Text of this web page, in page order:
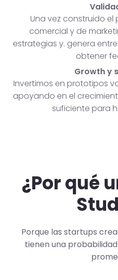
Una vez construido
comercial y de
estrategias y. genera
obtener
Growth y
Invertimos en prototipos
apoyando en el
suficiente para
¿Por qué
Porque las startups
tienen una